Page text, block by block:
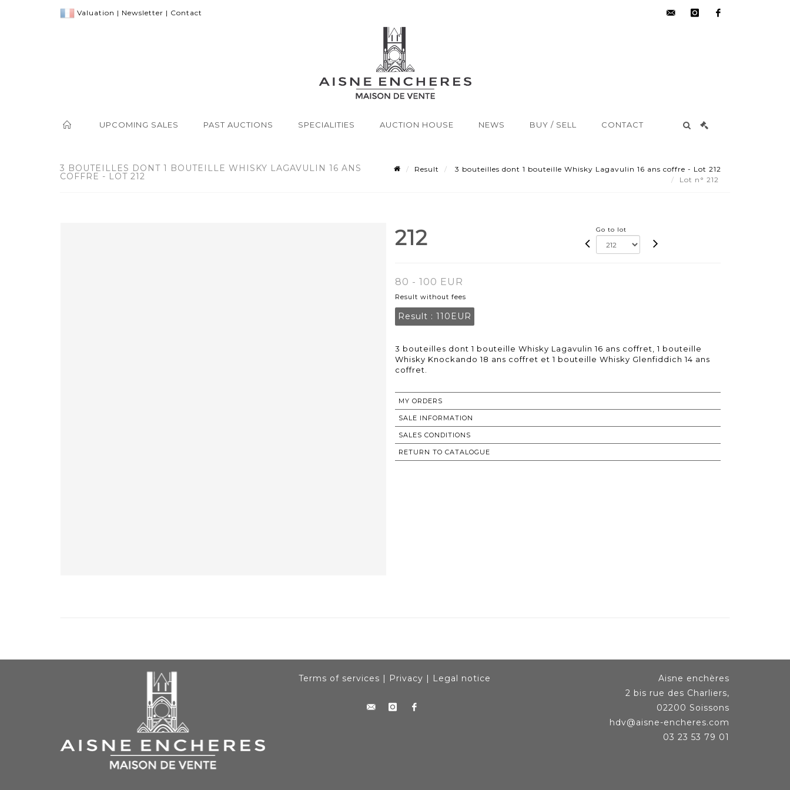
Valuation | Newsletter | Contact
UPCOMING SALES PAST AUCTIONS SPECIALITIES AUCTION HOUSE NEWS BUY / SELL CONTACT
3 BOUTEILLES DONT 1 BOUTEILLE WHISKY LAGAVULIN 16 ANS
COFFRE - LOT 212
Result
3 bouteilles dont 1 bouteille Whisky Lagavulin 16 ans coffre - Lot 212
Lot n° 212
212 Go to lot
80 - 100 EUR
Result without fees
Result : 110EUR
3 bouteilles dont 1 bouteille Whisky Lagavulin 16 ans coffret, 1 bouteille
Whisky Knockando 18 ans coffret et 1 bouteille Whisky Glenfiddich 14 ans
coffret.
MY ORDERS
SALE INFORMATION
SALES CONDITIONS
RETURN TO CATALOGUE
Terms of services | Privacy | Legal notice
Aisne enchères
2 bis rue des Charliers,
02200 Soissons
hdv@aisne-encheres.com
03 23 53 79 01